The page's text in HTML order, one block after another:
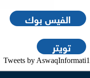
الفيس بوك
تويتر
Tweets by AswaqInformati1